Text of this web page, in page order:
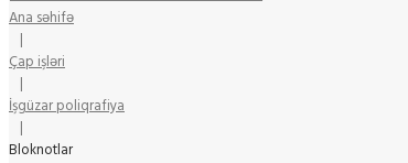
Ana səhifə
|
Çap işləri
|
İşgüzar poliqrafiya
|
Bloknotlar